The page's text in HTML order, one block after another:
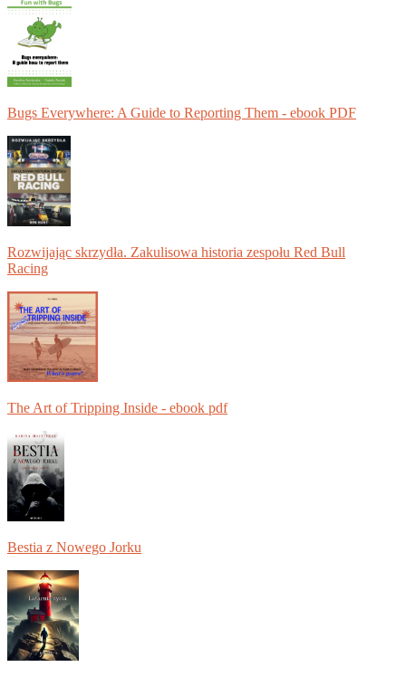
Bugs Everywhere: A Guide to Reporting Them - ebook PDF
Rozwijając skrzydła. Zakulisowa historia zespołu Red Bull
Racing
The Art of Tripping Inside - ebook pdf
Bestia z Nowego Jorku